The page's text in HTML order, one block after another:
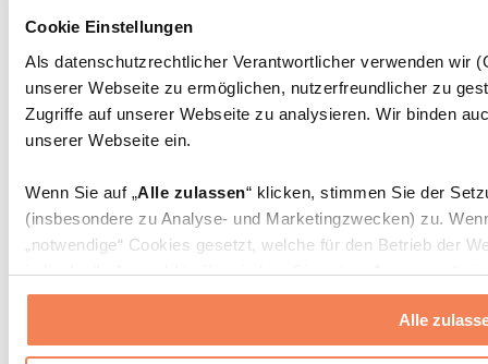
Cookie Einstellungen
Als datenschutzrechtlicher Verantwortlicher verwenden wir
unserer Webseite zu ermöglichen, nutzerfreundlicher zu
Zugriffe auf unserer Webseite zu analysieren. Wir binden
unserer Webseite ein.
Wenn Sie auf „Alle zulassen“ klicken, stimmen Sie der
(insbesondere zu Analyse- und Marketingzwecken) zu.
„notwendige“ Cookies gesetzt, welche für den Betrieb der
individuelle Auswahl treffen, indem Sie unter „Anpassen“
erlauben“ klicken.
Weitere Informationen über die Verarbeitung Ihrer Daten
Alle
Faszien- und Massagerollen
Weitere Rehabilitationshilfen
Taschen & Rucksäcke
Essenstaschen und Meal-Prep-Zubehör
Sporttaschen
Zubehör nach Aktivität
Laufen
Kampfsport
Yoga & Pilates
Wandern